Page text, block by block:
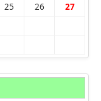
25 26 27